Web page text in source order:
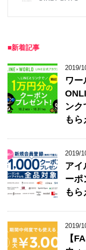
■新着記事
2019/
ワー
ンク
も
2019/
アイ
ーポ
も
2019/
【